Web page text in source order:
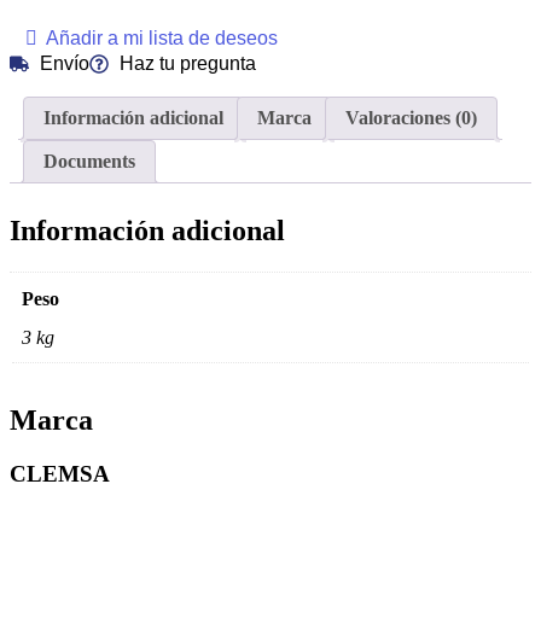
Añadir a mi lista de deseos
Envío
Haz tu pregunta
Información adicional Marca Valoraciones (0)
Documents
Información adicional
Peso
3 kg
Marca
CLEMSA